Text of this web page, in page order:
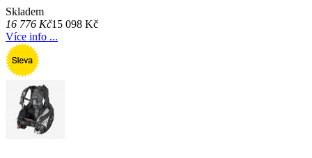
Skladem
16 776 Kč15 098 Kč
Více info ...